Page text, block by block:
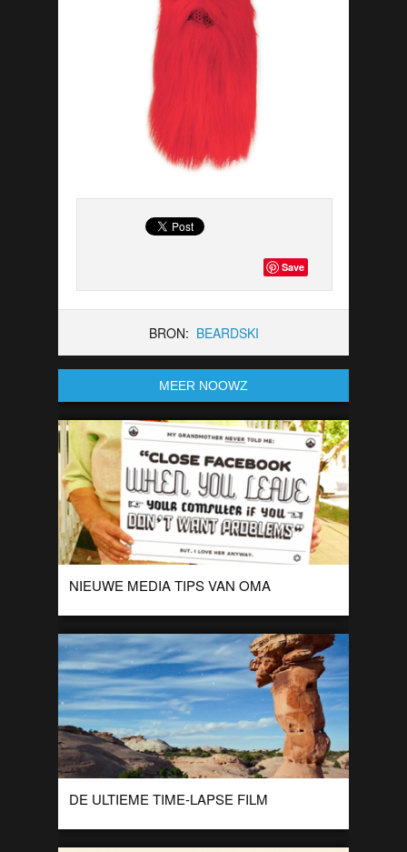
Save
BRON: BEARDSKI
MEER NOOWZ
NIEUWE MEDIA TIPS VAN OMA
Leuke serie van Chacho Puebla met tips van oma over het
gebruik van nieuwe media. Na de eerste serie is deze hippe
oma […]
DE ULTIEME TIME-LAPSE FILM
Tom Lowe maakte deze gave time-lapse film ‘Timescapes’ in
4K kwaliteit. Dit leverde in elk geval erg mooie beelden op!